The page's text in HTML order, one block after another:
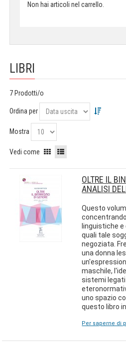
Non hai articoli nel carrello.
LIBRI
7 Prodotti/o
Ordina per
Mostra
Vedi come
OLTRE IL
ANALISI
Questo
linguistiche
quali tale
negoziata.
una donna
maschile,
sistemi
uno spazio
questo libro
Per saperne di